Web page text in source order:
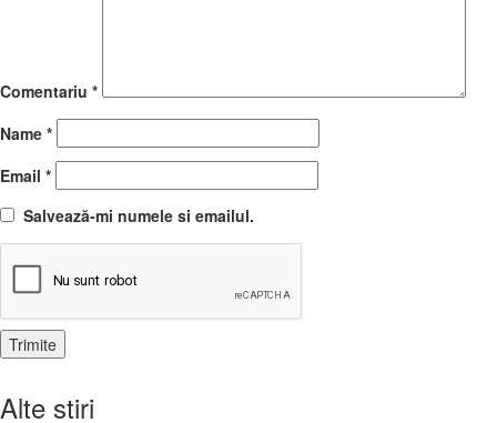
Comentariu *
Name *
Email *
Salvează-mi numele si emailul.
Alte stiri